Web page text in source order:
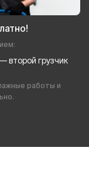
второй грузчик
работы и